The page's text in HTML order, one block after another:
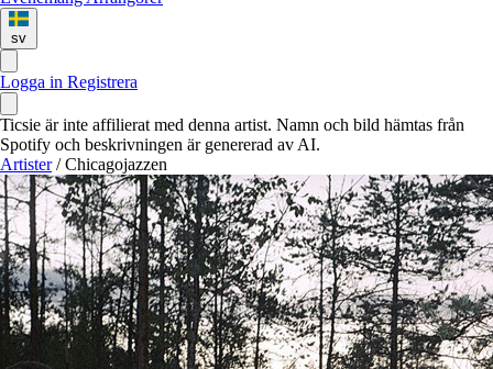
sv
Logga in Registrera
Ticsie är inte affilierat med denna artist. Namn och bild hämtas från
Spotify och beskrivningen är genererad av AI.
Artister / Chicagojazzen